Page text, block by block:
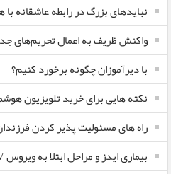
نبایدهای بزرگ در رابطه عاشقانه
واکنش ظریف به اعمال تحریم‌های
با دیرآموزان چگونه برخورد کنیم؟
نکته هایی برای خرید تلویزیون
راه های مسئولیت پذیر کردن
بیماری ایدز و مراحل ابتلا به ویروس HIV چیست؟